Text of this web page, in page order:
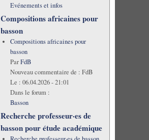
Evénements et infos
Compositions africaines pour
basson
Compositions africaines pour
basson
ParFdB
Nouveau commentaire de : FdB
Le : 06.04.2026 - 21:01
Dans le forum :
Basson
Recherche professeur·es de
basson pour étude académique